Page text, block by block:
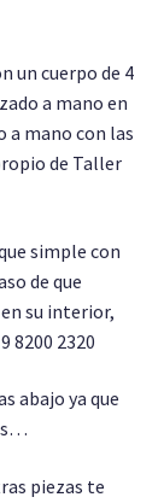
un cuerpo de 4
a mano en
a mano con las
de Taller
simple con
de que
su interior,
8200 2320
abajo ya que
piezas te